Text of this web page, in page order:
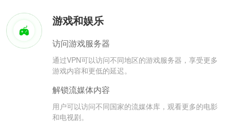
游戏和娱乐
访问游戏服务器
通过VPN可以访问不同地区的游戏服务器，享受更多
游戏内容和更低的延迟。
解锁流媒体内容
用户可以访问不同国家的流媒体库，观看更多的电影
和电视剧。